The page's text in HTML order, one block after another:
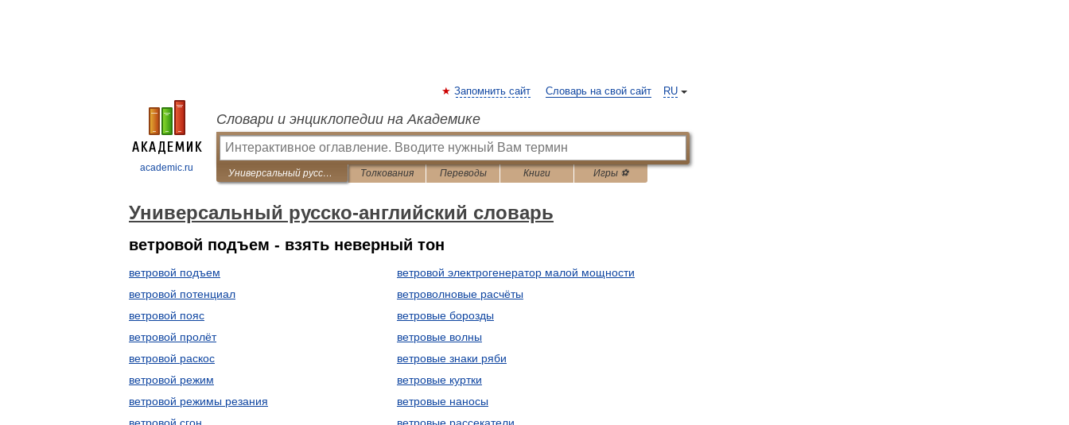
academic.ru
RU
Запомнить сайт Словарь на свой сайт
Словари и энциклопедии на Академике
Универсальный русско-английский словарь Толкования Переводы Книги Игры ⚽
Универсальный русско-английский словарь
ветровой подъем - взять неверный тон
ветровой подъем
ветровой потенциал
ветровой пояс
ветровой пролёт
ветровой раскос
ветровой режим
ветровой режимы резания
ветровой электрогенератор малой мощности
ветроволновые расчёты
ветровые борозды
ветровые волны
ветровые знаки ряби
ветровые куртки
ветровые наносы